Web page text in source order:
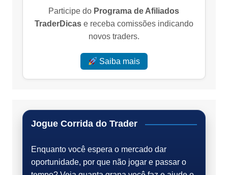
Participe do Programa de Afiliados
TraderDicase receba comissões indicando
novos traders.
Saiba mais
Jogue Corrida do Trader
Enquanto você espera o mercado dar
oportunidade, por que não jogar e passar o